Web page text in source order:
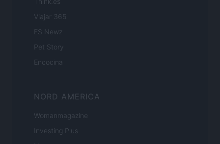
Viajar 365
ES Newz
Pet Story
Encocina
NORD AMERICA
Womanmagazine
Investing Plus